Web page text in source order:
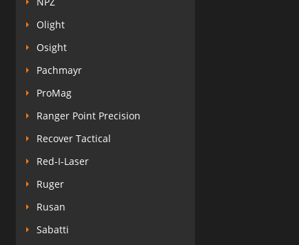
Olight
Osight
Pachmayr
ProMag
Ranger Point Precision
Recover Tactical
Red-I-Laser
Ruger
Rusan
Sabatti